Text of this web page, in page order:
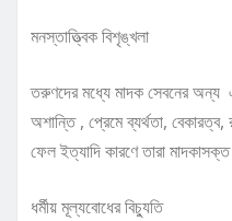
মনস্তাত্ত্বিক বিশৃঙ্খলা
তরুণদের মধ্যে মাদক সেবনের অন্য
অশান্তি , প্রেমে ব্যর্থতা, বেকারত্ব,
ফেল ইত্যাদি কারণে তারা
ধর্মীয় মূল্যবোধের বিচ্যুতি